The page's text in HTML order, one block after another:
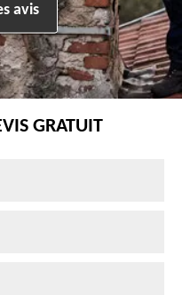
avis
GRATUIT